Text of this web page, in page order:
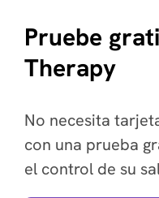
Pruebe
Therapy
No necesita
con una prueba
el control de su